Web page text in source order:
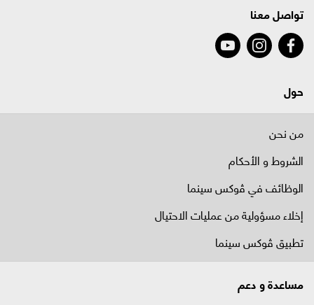
تواصل معنا
حول
من نحن
الشروط و الأحكام
الوظائف في ﭬوكس سينما
إخلاء مسؤولية من عمليات الاحتيال
تطبيق ڤوكس سينما
مساعدة و دعم